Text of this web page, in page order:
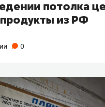
потолка
из РФ
0